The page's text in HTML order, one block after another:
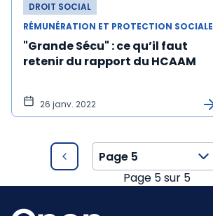
DROIT SOCIAL
RÉMUNÉRATION ET PROTECTION SOCIALE
"Grande Sécu" : ce qu’il faut
retenir du rapport du HCAAM
26 janv. 2022
Page 5sur 5